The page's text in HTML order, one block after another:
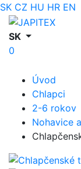
SK CZ HU HR EN
SK
0
Úvod
Chlapci
2-6 rokov
Nohavice